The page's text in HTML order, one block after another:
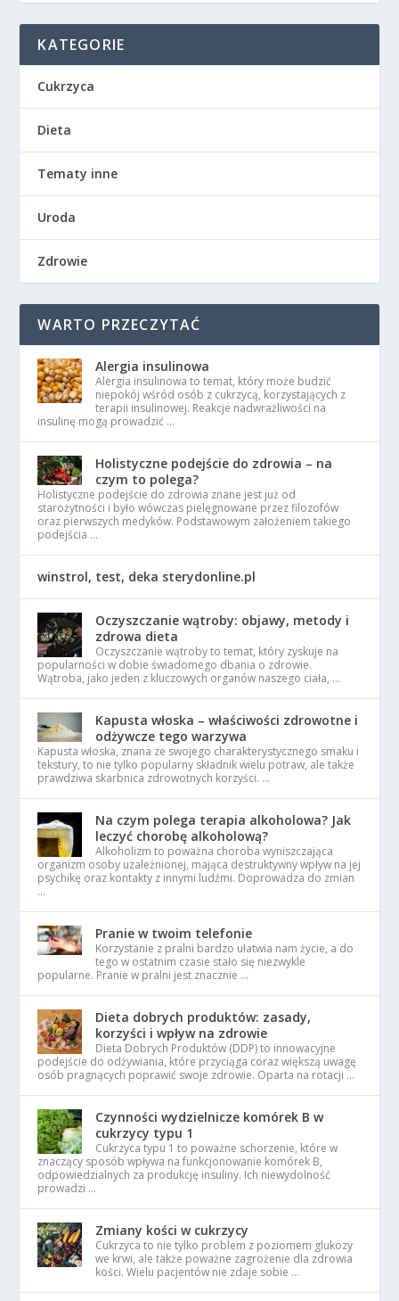
KATEGORIE
Cukrzyca
Dieta
Tematy inne
Uroda
Zdrowie
WARTO PRZECZYTAĆ
Alergia insulinowa
Alergia insulinowa to temat, który może budzić
niepokój wśród osób z cukrzycą, korzystających z
terapii insulinowej. Reakcje nadwrażliwości na
insulinę mogą prowadzić …
Holistyczne podejście do zdrowia – na
czym to polega?
Holistyczne podejście do zdrowia znane jest już od
starożytności i było wówczas pielęgnowane przez filozofów
oraz pierwszych medyków. Podstawowym założeniem takiego
podejścia …
winstrol, test, deka sterydonline.pl
Oczyszczanie wątroby: objawy, metody i
zdrowa dieta
Oczyszczanie wątroby to temat, który zyskuje na
popularności w dobie świadomego dbania o zdrowie.
Wątroba, jako jeden z kluczowych organów naszego ciała, …
Kapusta włoska – właściwości zdrowotne i
odżywcze tego warzywa
Kapusta włoska, znana ze swojego charakterystycznego smaku i
tekstury, to nie tylko popularny składnik wielu potraw, ale także
prawdziwa skarbnica zdrowotnych korzyści. …
Na czym polega terapia alkoholowa? Jak
leczyć chorobę alkoholową?
Alkoholizm to poważna choroba wyniszczająca
organizm osoby uzależnionej, mająca destruktywny wpływ na jej
psychikę oraz kontakty z innymi ludźmi. Doprowadza do zmian
…
Pranie w twoim telefonie
Korzystanie z pralni bardzo ułatwia nam życie, a do
tego w ostatnim czasie stało się niezwykle
popularne. Pranie w pralni jest znacznie …
Dieta dobrych produktów: zasady,
korzyści i wpływ na zdrowie
Dieta Dobrych Produktów (DDP) to innowacyjne
podejście do odżywiania, które przyciąga coraz większą uwagę
osób pragnących poprawić swoje zdrowie. Oparta na rotacji …
Czynności wydzielnicze komórek B w
cukrzycy typu 1
Cukrzyca typu 1 to poważne schorzenie, które w
znaczący sposób wpływa na funkcjonowanie komórek B,
odpowiedzialnych za produkcję insuliny. Ich niewydolność
prowadzi …
Zmiany kości w cukrzycy
Cukrzyca to nie tylko problem z poziomem glukozy
we krwi, ale także poważne zagrożenie dla zdrowia
kości. Wielu pacjentów nie zdaje sobie …